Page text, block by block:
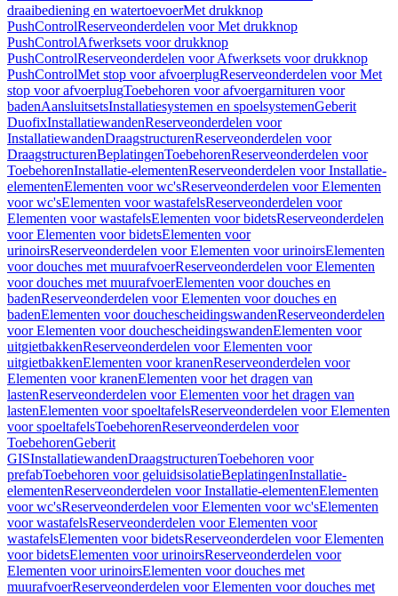
draaibediening en watertoevoerMet drukknop
PushControlReserveonderdelen voor Met drukknop
PushControlAfwerksets voor drukknop
PushControlReserveonderdelen voor Afwerksets voor drukknop
PushControlMet stop voor afvoerplugReserveonderdelen voor Met
stop voor afvoerplugToebehoren voor afvoergarnituren voor
badenAansluitsetsInstallatiesystemen en spoelsystemenGeberit
DuofixInstallatiewandenReserveonderdelen voor
InstallatiewandenDraagstructurenReserveonderdelen voor
DraagstructurenBeplatingenToebehorenReserveonderdelen voor
ToebehorenInstallatie-elementenReserveonderdelen voor Installatie-
elementenElementen voor wc'sReserveonderdelen voor Elementen
voor wc'sElementen voor wastafelsReserveonderdelen voor
Elementen voor wastafelsElementen voor bidetsReserveonderdelen
voor Elementen voor bidetsElementen voor
urinoirsReserveonderdelen voor Elementen voor urinoirsElementen
voor douches met muurafvoerReserveonderdelen voor Elementen
voor douches met muurafvoerElementen voor douches en
badenReserveonderdelen voor Elementen voor douches en
badenElementen voor douchescheidingswandenReserveonderdelen
voor Elementen voor douchescheidingswandenElementen voor
uitgietbakkenReserveonderdelen voor Elementen voor
uitgietbakkenElementen voor kranenReserveonderdelen voor
Elementen voor kranenElementen voor het dragen van
lastenReserveonderdelen voor Elementen voor het dragen van
lastenElementen voor spoeltafelsReserveonderdelen voor Elementen
voor spoeltafelsToebehorenReserveonderdelen voor
ToebehorenGeberit
GISInstallatiewandenDraagstructurenToebehoren voor
prefabToebehoren voor geluidsisolatieBeplatingenInstallatie-
elementenReserveonderdelen voor Installatie-elementenElementen
voor wc'sReserveonderdelen voor Elementen voor wc'sElementen
voor wastafelsReserveonderdelen voor Elementen voor
wastafelsElementen voor bidetsReserveonderdelen voor Elementen
voor bidetsElementen voor urinoirsReserveonderdelen voor
Elementen voor urinoirsElementen voor douches met
muurafvoerReserveonderdelen voor Elementen voor douches met